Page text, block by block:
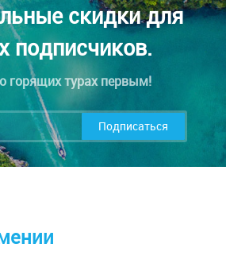
скидки для
подписчиков.
горящих турах первым!
Подписаться